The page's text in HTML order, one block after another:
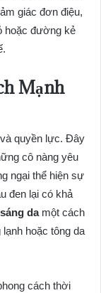
giác đơn điệu,
hoặc đường kẻ
Mạnh
quyền lực. Đây
cô nàng yêu
ngại thể hiện sự
đen lại có khả
sáng damột cách
hoặc tông da
cách thời